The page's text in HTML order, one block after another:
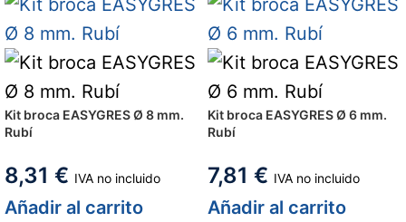
Kit broca EASYGRES Ø 8 mm.
Rubí
8,31 € IVA no incluido
Añadir al carrito
Kit broca EASYGRES Ø 6 mm.
Rubí
7,81 € IVA no incluido
Añadir al carrito